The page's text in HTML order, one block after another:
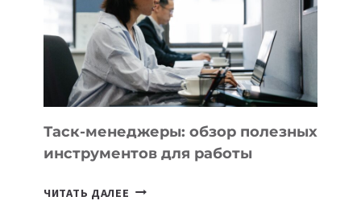
ПО
ИСКУССТВЕННОМУ
ИНТЕЛЛЕКТУ
Таск-менеджеры: обзор полезных
инструментов для работы
ЧИТАТЬ ДАЛЕЕ ТАСК-